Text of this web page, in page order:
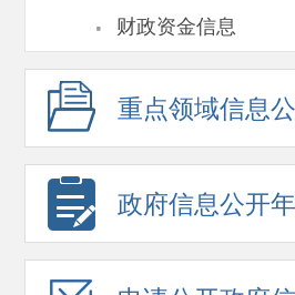
· 财政资金信息
重点领域信息
政府信息公开